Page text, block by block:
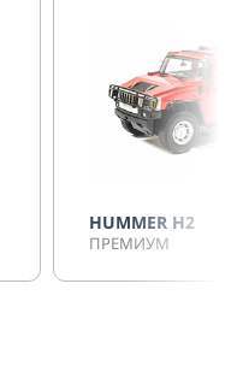
HUMMER H2
ПРЕМИУМ